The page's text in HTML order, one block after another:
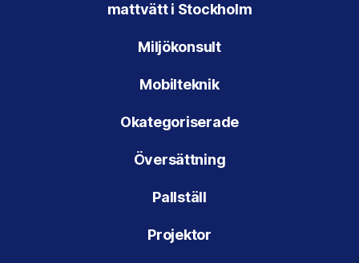
mattvätt i Stockholm
Miljökonsult
Mobilteknik
Okategoriserade
Översättning
Pallställ
Projektor